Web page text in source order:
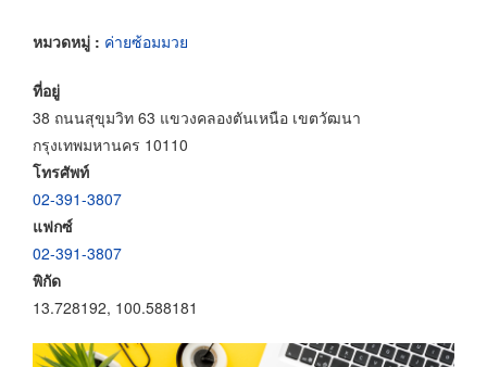
หมวดหมู่ : ค่ายซ้อมมวย
ที่อยู่
38 ถนนสุขุมวิท 63 แขวงคลองตันเหนือ เขตวัฒนา
กรุงเทพมหานคร 10110
โทรศัพท์
02-391-3807
แฟกซ์
02-391-3807
พิกัด
13.728192, 100.588181